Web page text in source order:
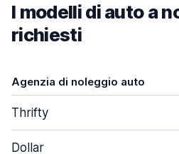
I modelli di auto a
richiesti
Agenzia di noleggio auto
Thrifty
Dollar